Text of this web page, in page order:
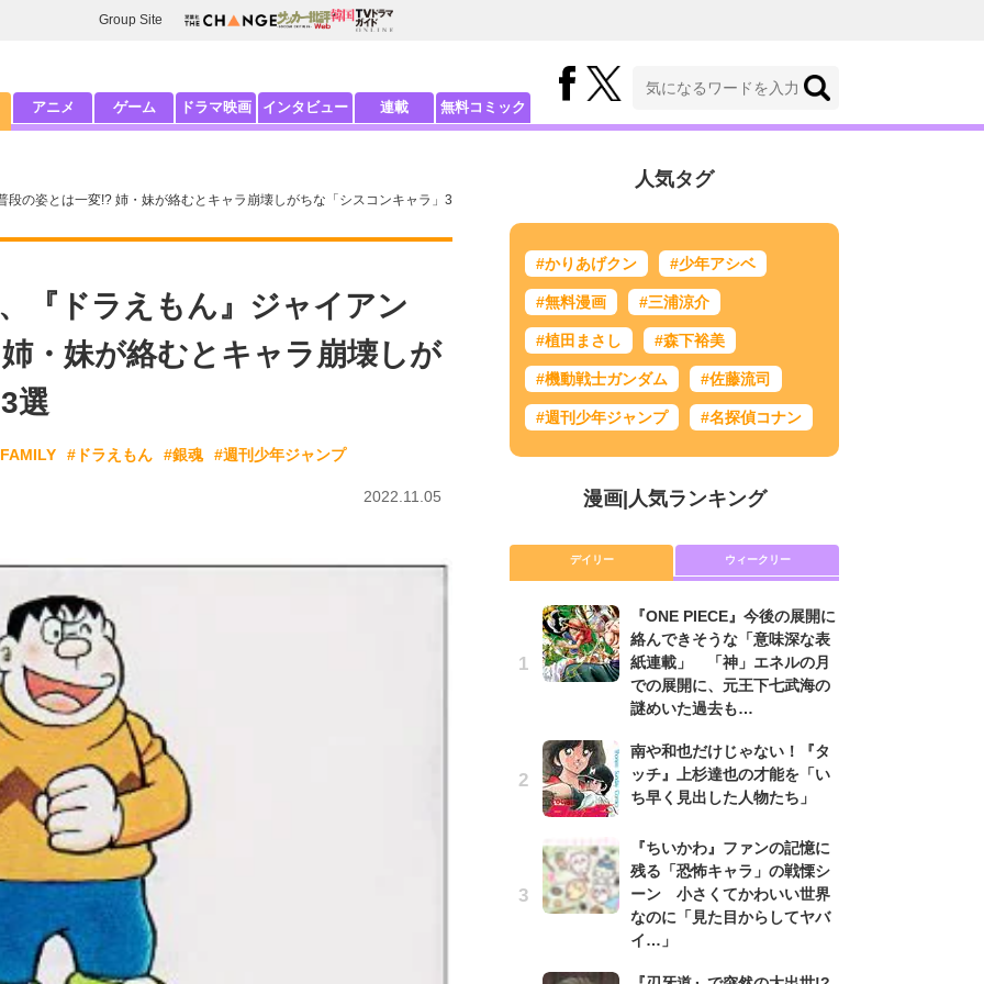
Group Site
アニメ ゲーム ドラマ映画 インタビュー 連載 無料コミック
の姿とは一変!? 姉・妹が絡むとキャラ崩壊しがちな「シスコンキャラ」3
『ドラえもん』ジャイアン
・妹が絡むとキャラ崩壊しが
選
#ドラえもん #銀魂 #週刊少年ジャンプ
2022.11.05
人気タグ
#かりあげクン #少年アシベ
#無料漫画 #三浦涼介
#植田まさし #森下裕美
#機動戦士ガンダム #佐藤流司
#週刊少年ジャンプ #名探偵コナン
漫画| 人気ランキング
デイリー ウィークリー
『ONE PIECE』今後の展開に
絡んできそうな「意味深な表
紙連載」 「神」エネルの月
での展開に、元王下七武海の
謎めいた過去も…
南や和也だけじゃない！『タ
ッチ』上杉達也の才能を「い
ち早く見出した人物たち」
『ちいかわ』ファンの記憶に
残る「恐怖キャラ」の戦慄シ
ーン 小さくてかわいい世界
なのに「見た目からしてヤバ
イ…」